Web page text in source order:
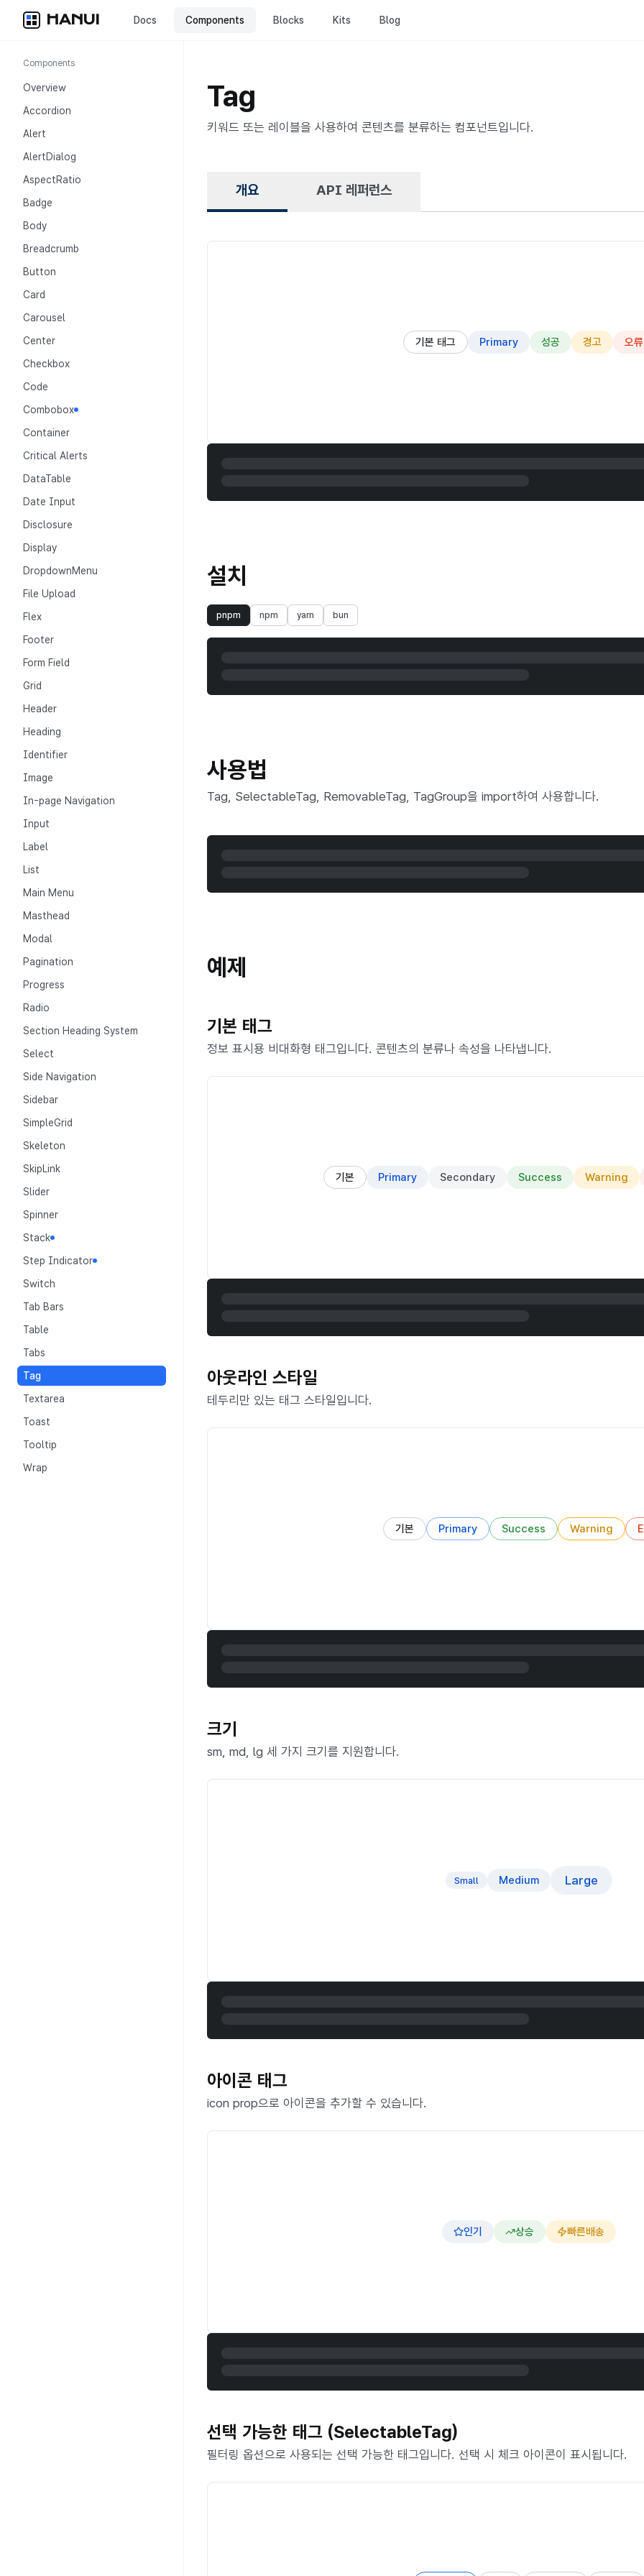
HANUI Docs Components Blocks Kits Blog
Components
Overview
Accordion
Alert
AlertDialog
AspectRatio
Badge
Body
Breadcrumb
Button
Card
Carousel
Center
Checkbox
Code
Combobox
Container
Critical Alerts
DataTable
Date Input
Disclosure
Display
DropdownMenu
File Upload
Flex
Footer
Form Field
Grid
Header
Heading
Identifier
Image
In-page Navigation
Input
Label
List
Main Menu
Masthead
Modal
Pagination
Progress
Radio
Section Heading System
Select
Side Navigation
Sidebar
SimpleGrid
Skeleton
SkipLink
Slider
Spinner
Stack
Step Indicator
Switch
Tab Bars
Table
Tabs
Tag
Textarea
Toast
Tooltip
Wrap
Tag
키워드 또는 레이블을 사용하여 콘텐츠를 분류하는 컴포넌트입니다.
개요 API 레퍼런스
기본 태그 Primary 성공 경고 오류
설치
pnpm npm yarn bun
사용법
Tag, SelectableTag, RemovableTag, TagGroup을 import하여 사용합니다.
예제
기본 태그
정보 표시용 비대화형 태그입니다. 콘텐츠의 분류나 속성을 나타냅니다.
기본 Primary Secondary Success Warning
아웃라인 스타일
테두리만 있는 태그 스타일입니다.
기본 Primary Success Warning
크기
sm, md, lg 세 가지 크기를 지원합니다.
Small Medium Large
아이콘 태그
icon prop으로 아이콘을 추가할 수 있습니다.
인기 상승 빠른배송
선택 가능한 태그 (SelectableTag)
필터링 옵션으로 사용되는 선택 가능한 태그입니다. 선택 시 체크 아이콘이 표시됩니다.